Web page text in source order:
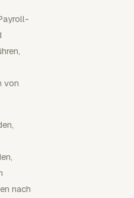
von
nach